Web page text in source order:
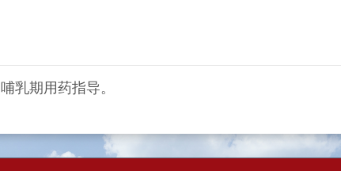
乳期用药指导。